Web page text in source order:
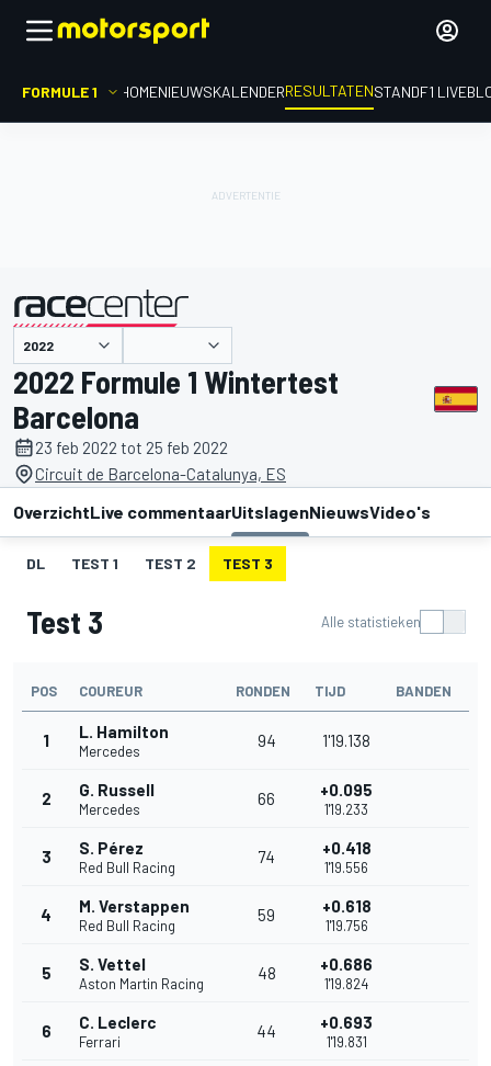
FORMULE 1 HOMENIEUWSKALENDERRESULTATENSTANDF1
gepresenteerd door
2022 Formule 1 Wintertest
Barcelona
23 feb 2022 tot 25 feb 2022
Circuit de Barcelona-Catalunya, ES
OverzichtLive commentaarUitslagenNieuwsVideo's
DL TEST 1 TEST 2 TEST 3
Test 3 Alle statistieken
POS COUREUR RONDEN TIJD BANDEN
1 L. Hamilton
Mercedes
94 1'19.138
2 G. Russell
Mercedes
66 +0.095
1'19.233
3 S. Pérez
Red Bull Racing
74 +0.418
1'19.556
4 M. Verstappen
Red Bull Racing
59 +0.618
1'19.756
5 S. Vettel
Aston Martin Racing
48 +0.686
1'19.824
6 C. Leclerc
Ferrari
44 +0.693
1'19.831